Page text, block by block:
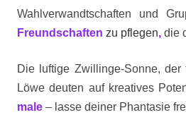
Wahlverwandtschaften und
Freundschaften zu pflegen, die
Die luftige Zwillinge-Sonne, der
Löwe deuten auf kreatives
male – lasse deiner Phantasie